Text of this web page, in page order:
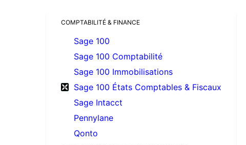
COMPTABILITÉ & FINANCE
Sage 100
Sage 100 Comptabilité
Sage 100 Immobilisations
Sage 100 États Comptables & Fiscaux
Sage Intacct
Pennylane
Qonto